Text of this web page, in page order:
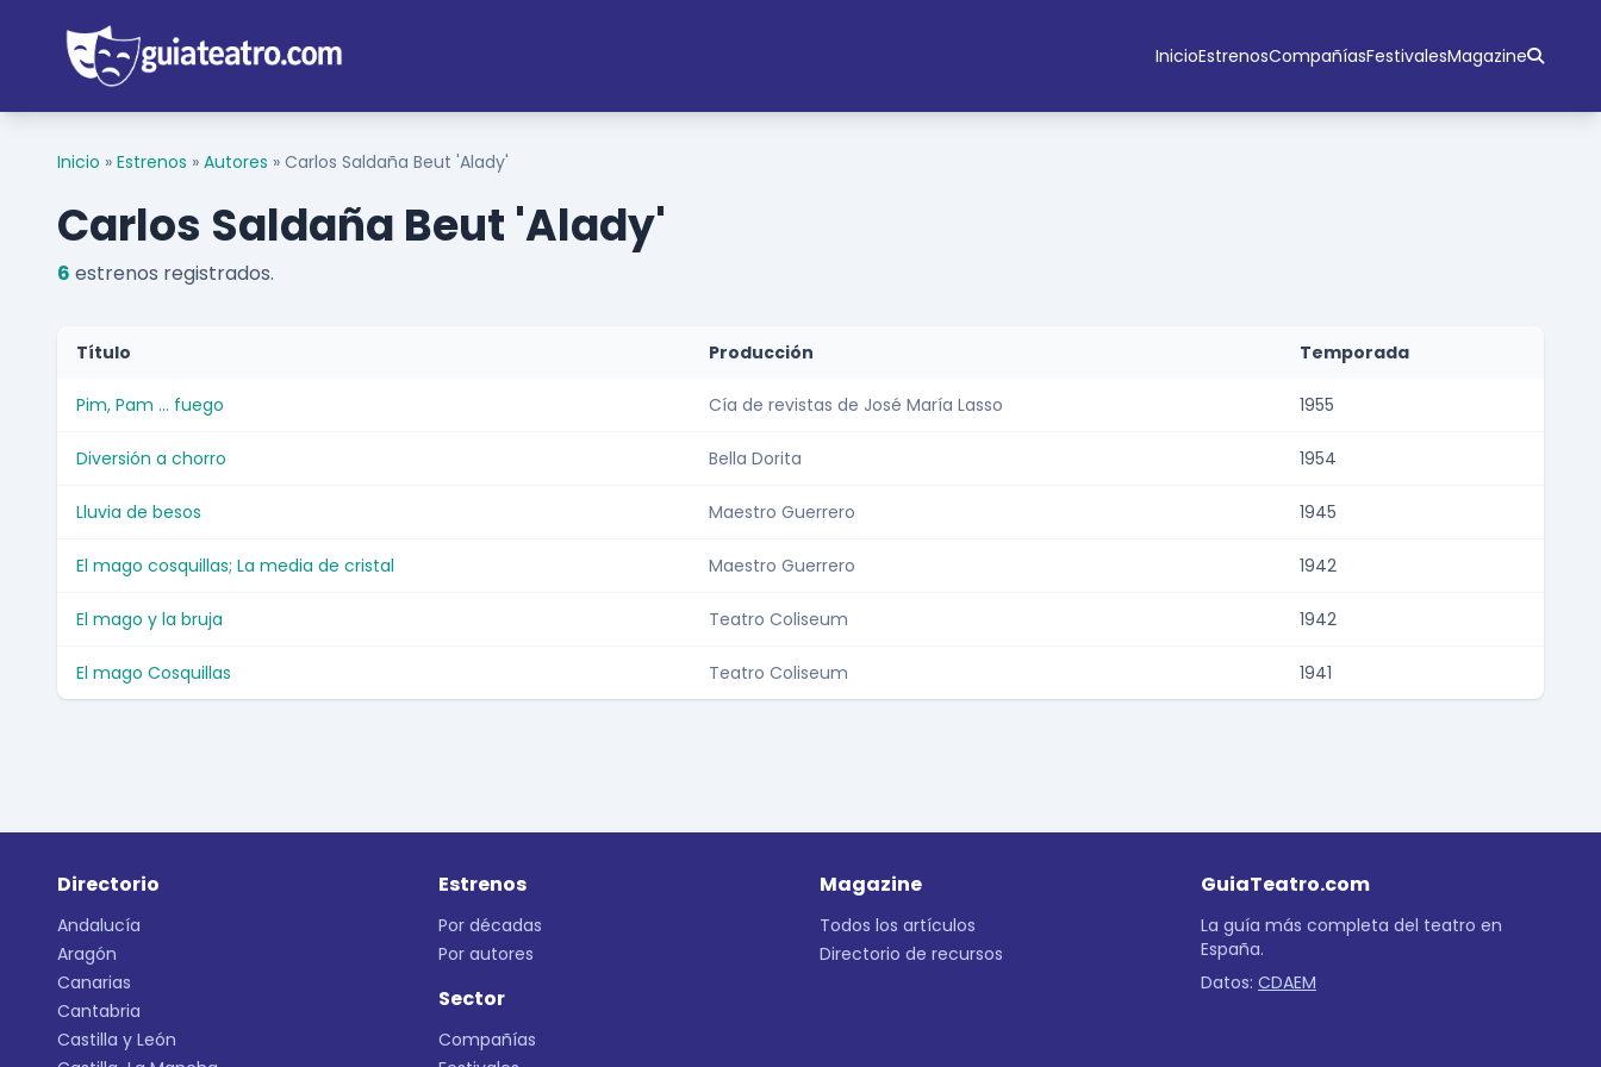
InicioEstrenosCompañíasFestivalesMagazine
Inicio » Estrenos » Autores » Carlos Saldaña Beut 'Alady'
Carlos Saldaña Beut 'Alady'
6 estrenos registrados.
Título Producción Temporada
Pim, Pam ... fuego Cía de revistas de José María Lasso 1955
Diversión a chorro Bella Dorita 1954
Lluvia de besos Maestro Guerrero 1945
El mago cosquillas; La media de cristal Maestro Guerrero 1942
El mago y la bruja Teatro Coliseum 1942
El mago Cosquillas Teatro Coliseum 1941
Directorio
Andalucía
Aragón
Canarias
Cantabria
Castilla y León
Estrenos
Por décadas
Por autores
Sector
Compañías
Magazine
Todos los artículos
Directorio de recursos
GuiaTeatro.com
La guía más completa del teatro en
España.
Datos: CDAEM